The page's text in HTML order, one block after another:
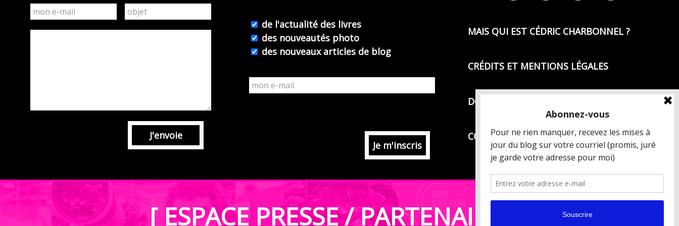
Premier
J'envoie
de l'actualité des livres
des nouveautés photo
des nouveaux articles de blog
MAIS QUI EST CÉDRIC CHARBONNEL ?
CRÉDITS ET MENTIONS LÉGALES
DONNÉES PERSONNELLES
CONDITIONS GÉNÉRALES DE VENTE
[ ESPACE PRESSE / PARTENAIRES ]